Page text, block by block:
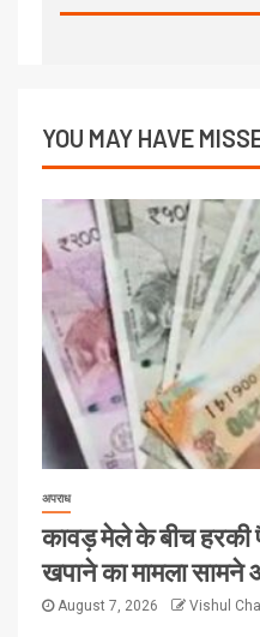
YOU MAY HAVE
अपराध
कावड़ मेले के बीच हरकी
खपाने का मामला सामने
August 7, 2026 Vishul